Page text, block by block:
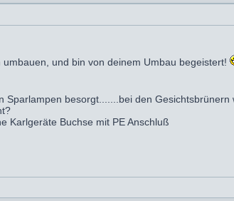
und bin von deinem Umbau begeistert!
besorgt.......bei den
Karlgeräte Buchse mit PE Anschluß